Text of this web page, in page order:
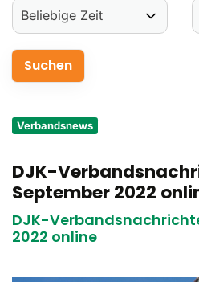
Verbandsnews
DJK-
September 2022
DJK-
2022 online
Verantwortung
Aus- und Fortbildungen
Kontakt
Bundessportfest '26